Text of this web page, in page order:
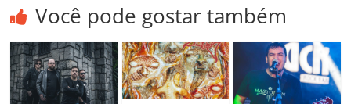
Você pode gostar também